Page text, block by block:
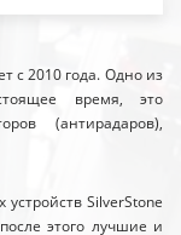
с 2010 года. Одно из
время, это
(антирадаров),
SilverStone
этого лучшие и